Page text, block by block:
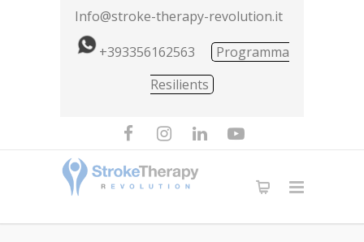
Info@stroke-therapy-revolution.it
+393356162563
Programma
Resilients